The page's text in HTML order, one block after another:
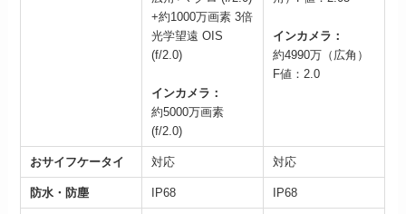
+約1000万画素 3倍
光学望遠 OIS
(f/2.0)
インカメラ：
約5000万画素
(f/2.0)
インカメラ：
約4990万（広角）
F値：2.0
おサイフケータイ 対応 対応
防水・防塵 IP68 IP68